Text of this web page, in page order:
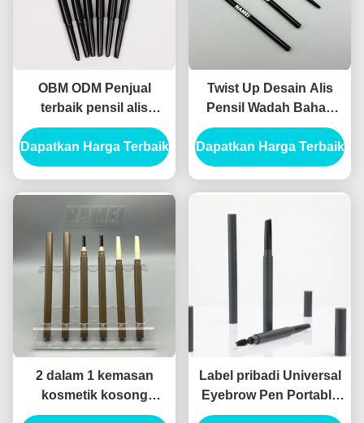
OBM ODM Penjual
terbaik pensil alis
kosong yang ramping
Kontainer Pensil alis
kosong yang ramping
Dapatkan Harga Terbaik
Twist Up Desain Alis
Pensil Wadah Bahan
ABS Formula Otomatis
Dapatkan Harga Terbaik
2 dalam 1 kemasan
kosmetik kosong
Kontainer tabung alis
Label pribadi Universal
Eyebrow Pen Portable
Brow Makeup Pen Tube